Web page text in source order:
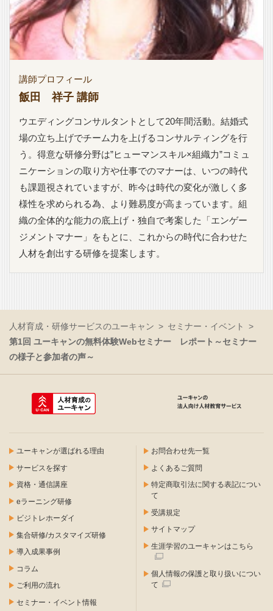
講師プロフィール
飯田 祥子 講師
ウエディングコンサルタントとして20年間活動。結婚式
場の立ち上げでチーム力を上げるコンサルティングを行
う。得意な研修分野は”ヒューマンスキル×組織力”コミュ
ニケーションの取り方や仕事でのマナーは、いつの時代
も課題視されていますが、昨今は時代の変化が激しく多
様性を求められる為、より難易度が高まっています。組
織の全体的な能力の底上げ・独自で考案した「エンゲー
ジメントマナー」をもとに、これからの時代に合わせた
人材を創出する研修を提案します。
人材育成・研修サービスのユーキャン
セミナー・イベント
第1回 ユーキャンの無料体験Webセミナー レポート～セミナー
の様子と参加者の声～
ユーキャンが選ばれる理由
サービスを探す
資格・通信講座
eラーニング研修
ビジトレホーダイ
集合研修/カスタマイズ研修
導入成果事例
コラム
ご利用の流れ
セミナー・イベント情報
お問合わせ先一覧
よくあるご質問
特定商取引法に関する表記につい
て
受講規定
サイトマップ
生涯学習のユーキャンはこちら
個人情報の保護と取り扱いについ
て